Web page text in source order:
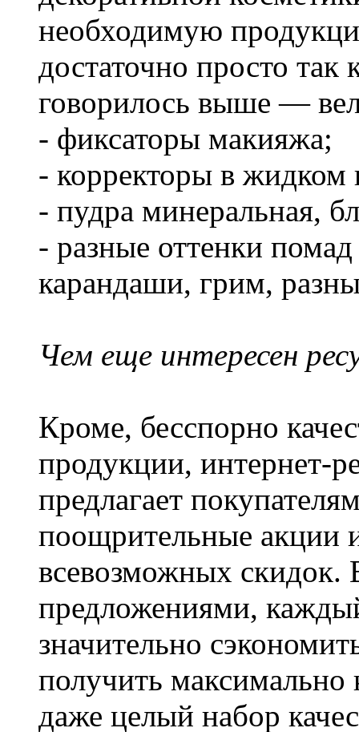
необходимую
достаточно просто так
говорилось выше —
- фиксаторы макияжа;
- корректоры в жидком
- пудра минеральная,
- разные оттенки
карандаши, грим,
Чем еще интересен
Кроме, бесспорно
продукции, интернет-
предлагает
поощрительные акции
всевозможных скидок.
предложениями,
значительно
получить максимально
даже целый набор